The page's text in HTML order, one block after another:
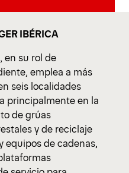
IBÉRICA
en su rol de
emplea a más
seis localidades
principalmente en la
de grúas
y de reciclaje
equipos de cadenas,